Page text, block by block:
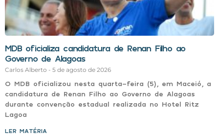
MDB oficializa candidatura de Renan Filho ao
Governo de Alagoas
Carlos Alberto 5 de agosto de 2026
O MDB oficializou nesta quarta-feira (5), em Maceió, a
candidatura de Renan Filho ao Governo de Alagoas
durante convenção estadual realizada no Hotel Ritz
Lagoa
LER MATÉRIA »